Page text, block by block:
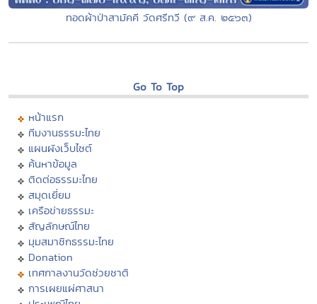
ทอดผ้าป่าสามัคคี วัดศรีทวี (๙ ส.ค. ๒๕๖๓)
Go To Top
หน้าแรก
ทีมงานธรรมะไทย
แผนผังเว็บไซต์
ค้นหาข้อมูล
ติดต่อธรรมะไทย
สมุดเยี่ยม
เครือข่ายธรรมะ
สัญลักษณ์ไทย
มุมสมาชิกธรรมะไทย
Donation
เทศกาลงานวัดช่วยชาติ
การเผยแผ่ศาสนา